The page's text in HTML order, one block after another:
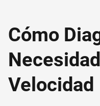
Cómo
Velocidad